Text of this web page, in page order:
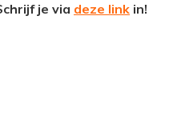
je via deze link in!